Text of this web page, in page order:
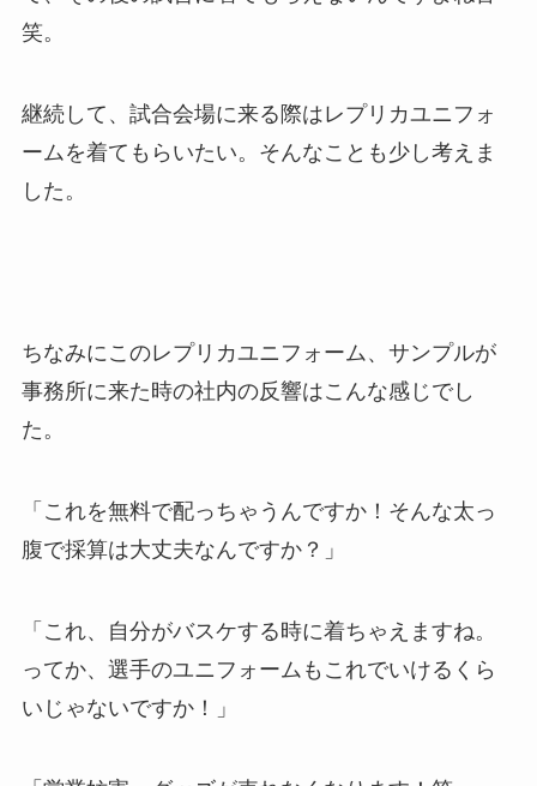
笑。
継続して、試合会場に来る際はレプリカユニフォ
ームを着てもらいたい。そんなことも少し考えま
した。
ちなみにこのレプリカユニフォーム、サンプルが
事務所に来た時の社内の反響はこんな感じでし
た。
「これを無料で配っちゃうんですか！そんな太っ
腹で採算は大丈夫なんですか？」
「これ、自分がバスケする時に着ちゃえますね。
ってか、選手のユニフォームもこれでいけるくら
いじゃないですか！」